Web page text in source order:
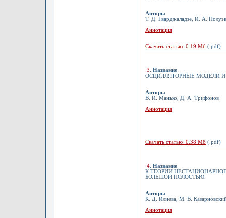
Авторы
Т. Д. Гварджаладзе, И. А.
Аннотация
Скачать статью 0.19 Мб (.pdf)
3
Название
ОСЦИЛЛЯТОРНЫЕ МОДЕЛИ
Авторы
В. И. Манько, Д. А. Трифонов
Аннотация
Скачать статью 0.38 Мб (.pdf)
4 Название
К ТЕОРИИ
БОЛЬШОЙ ПОЛОСТЬЮ.
Авторы
К. Д. Илиева, М. В.
Аннотация